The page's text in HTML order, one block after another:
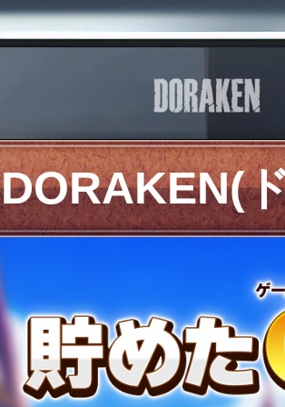
DORAKEN(